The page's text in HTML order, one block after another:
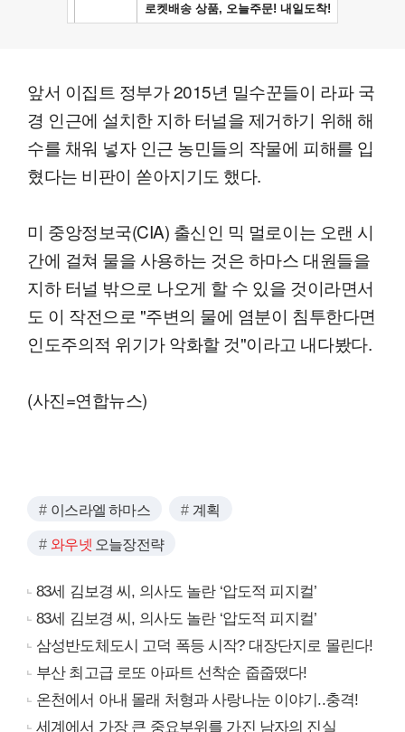
앞서 이집트 정부가 2015년 밀수꾼들이 라파 국
경 인근에 설치한 지하 터널을 제거하기 위해 해
수를 채워 넣자 인근 농민들의 작물에 피해를 입
혔다는 비판이 쏟아지기도 했다.
미 중앙정보국(CIA) 출신인 믹 멀로이는 오랜 시
간에 걸쳐 물을 사용하는 것은 하마스 대원들을
지하 터널 밖으로 나오게 할 수 있을 것이라면서
도 이 작전으로 "주변의 물에 염분이 침투한다면
인도주의적 위기가 악화할 것"이라고 내다봤다.
(사진=연합뉴스)
이스라엘 하마스 계획
와우넷 오늘장전략
83세 김보경 씨, 의사도 놀란 ‘압도적 피지컬’
83세 김보경 씨, 의사도 놀란 ‘압도적 피지컬’
삼성반도체도시 고덕 폭등 시작? 대장단지로 몰린다!
부산 최고급 로또 아파트 선착순 줍줍떴다!
온천에서 아내 몰래 처형과 사랑나눈 이야기..충격!
세계에서 가장 큰 중요부위를 가진 남자의 진실